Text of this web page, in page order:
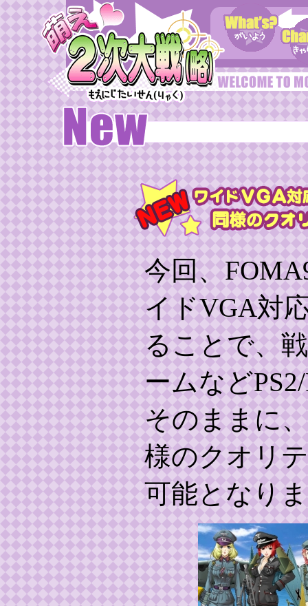
今回、
イドVGA対
ることで、
ームなど
そのままに
様のクオリ
可能となり